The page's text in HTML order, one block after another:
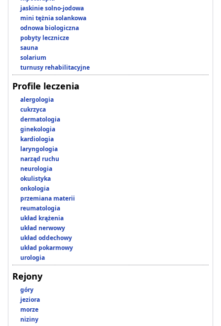
jaskinie solno-jodowa
mini tężnia solankowa
odnowa biologiczna
pobyty lecznicze
sauna
solarium
turnusy rehabilitacyjne
Profile leczenia
alergologia
cukrzyca
dermatologia
ginekologia
kardiologia
laryngologia
narząd ruchu
neurologia
okulistyka
onkologia
przemiana materii
reumatologia
układ krążenia
układ nerwowy
układ oddechowy
układ pokarmowy
urologia
Rejony
góry
jeziora
morze
niziny